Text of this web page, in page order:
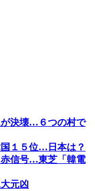
決壊…６つの村で
１５位…日本は？
信号…東芝「韓電
元凶